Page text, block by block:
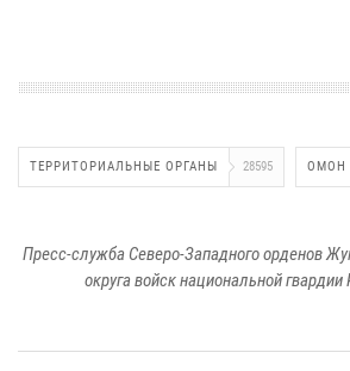
ТЕРРИТОРИАЛЬНЫЕ ОРГАНЫ 28595 ОМОН
Пресс-служба Северо-Западного орденов
округа войск национальной